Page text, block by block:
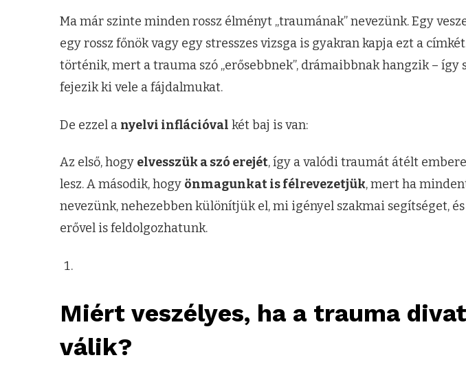
Ma már szinte minden rossz élményt „traumának” nevezünk. Egy
egy rossz főnök vagy egy stresszes vizsga is gyakran kapja ezt a
történik, mert a trauma szó „erősebbnek”, drámaibbnak hangzik – így
fejezik ki vele a fájdalmukat.
De ezzel a nyelvi inflációval két baj is van:
Az első, hogy elvesszük a szó erejét, így a valódi traumát átélt
lesz. A második, hogy önmagunkat is félrevezetjük, mert ha
nevezünk, nehezebben különítjük el, mi igényel szakmai segítséget,
erővel is feldolgozhatunk.
Miért veszélyes, ha a trauma
válik?